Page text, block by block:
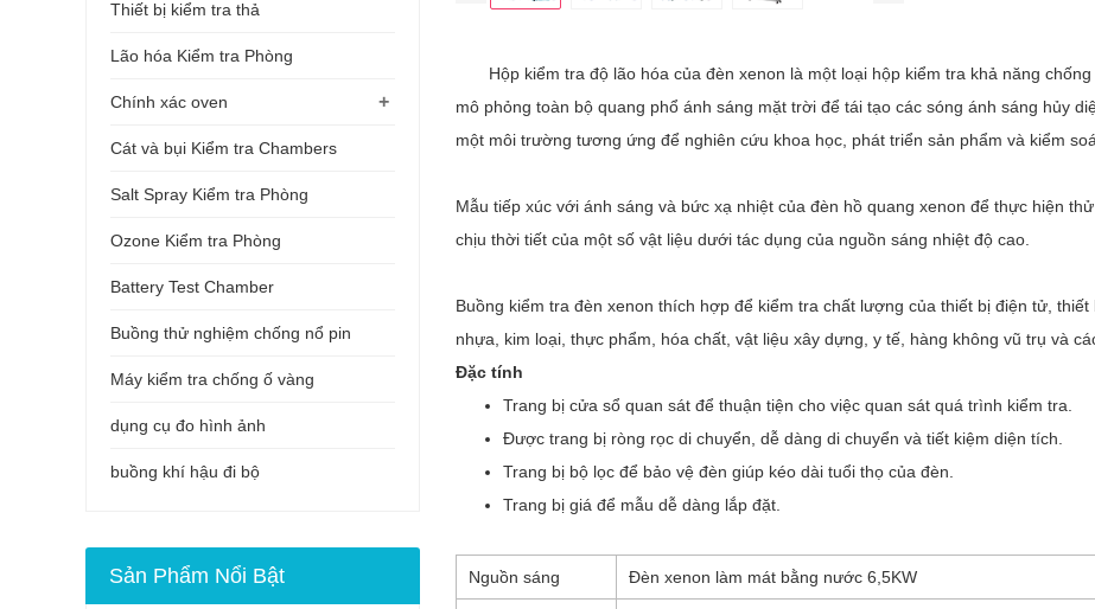
Hộp kiểm tra độ lão hóa của đèn xenon là một loại hộp kiểm tra khả năng
mô phỏng toàn bộ quang phổ ánh sáng mặt trời để tái tạo các sóng ánh sáng hủy
một môi trường tương ứng để nghiên cứu khoa học, phát triển sản phẩm và kiểm
Mẫu tiếp xúc với ánh sáng và bức xạ nhiệt của đèn hồ quang xenon để thực hiện
chịu thời tiết của một số vật liệu dưới tác dụng của nguồn sáng nhiệt độ cao.
Buồng kiểm tra đèn xenon thích hợp để kiểm tra chất lượng của thiết bị điện tử,
nhựa, kim loại, thực phẩm, hóa chất, vật liệu xây dựng, y tế, hàng không vũ trụ và
Đặc tính
Trang bị cửa sổ quan sát để thuận tiện cho việc quan sát quá trình kiểm tra.
Được trang bị ròng rọc di chuyển, dễ dàng di chuyển và tiết kiệm diện tích.
Trang bị bộ lọc để bảo vệ đèn giúp kéo dài tuổi thọ của đèn.
Trang bị giá để mẫu dễ dàng lắp đặt.
Nguồn sáng Đèn xenon làm mát bằng nước 6,5KW
Thiết bị kiểm tra thả
Lão hóa Kiểm tra Phòng
+
Chính xác oven
Cát và bụi Kiểm tra Chambers
Salt Spray Kiểm tra Phòng
Ozone Kiểm tra Phòng
Battery Test Chamber
Buồng thử nghiệm chống nổ pin
Máy kiểm tra chống ố vàng
dụng cụ đo hình ảnh
buồng khí hậu đi bộ
Sản Phẩm Nổi Bật